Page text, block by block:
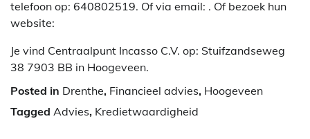
telefoon op: 640802519. Of via email: . Of bezoek hun
website:
Je vind Centraalpunt Incasso C.V. op: Stuifzandseweg
38 7903 BB in Hoogeveen.
Posted in Drenthe, Financieel advies, Hoogeveen
Tagged Advies, Kredietwaardigheid